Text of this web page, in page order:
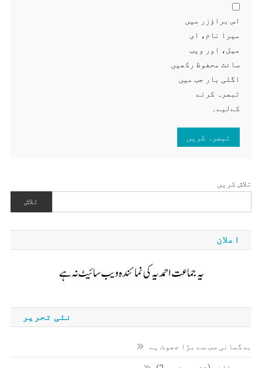
اس براؤزر میں
میرا نام، ای
میل، اور ویب
سائٹ محفوظ رکھیں
اگلی بار جب میں
تبصرہ کرنے
کےلیے۔
تلاش کریں
تلاش
اعلان
نئی تحریر
بدگمانی سب سے بڑا جھوٹ ہے